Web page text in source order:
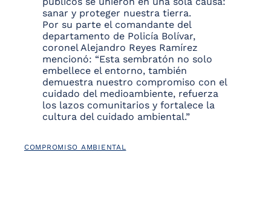
sanar y proteger nuestra tierra.
Por su parte el comandante del
departamento de Policía Bolívar,
coronel Alejandro Reyes Ramírez
mencionó: “Esta sembratón no solo
embellece el entorno, también
demuestra nuestro compromiso con el
cuidado del medioambiente, refuerza
los lazos comunitarios y fortalece la
cultura del cuidado ambiental.”
COMPROMISO AMBIENTAL